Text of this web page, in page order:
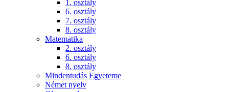
1. osztály
6. osztály
7. osztály
8. osztály
Matematika
2. osztály
6. osztály
8. osztály
Mindentudás Egyeteme
Német nyelv